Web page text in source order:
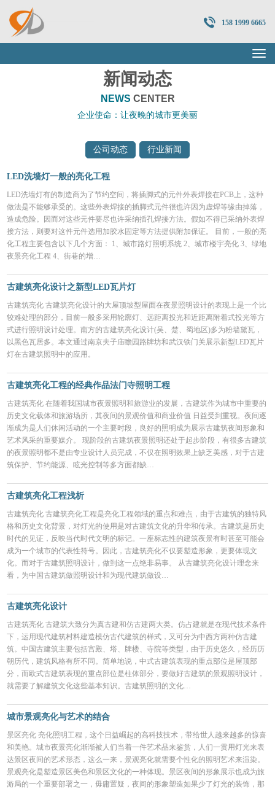
158 1999 6665
新闻动态
NEWS CENTER
企业使命：让夜晚的城市更美丽
公司动态 行业新闻
LED洗墙灯一般的亮化工程
LED洗墙灯有的制造商为了节约空间，将插脚式的元件外表焊接在PCB上，这种
做法是不能够承受的。这些外表焊接的插脚式元件很也许因为虚焊等缘由掉落，
造成危险。因而对这些元件要尽也许采纳插孔焊接方法。假如不得已采纳外表焊
接方法，则要对这件元件选用加胶水固定等方法提供附加保证。 目前，一般的亮
化工程主要包含以下几个方面： 1、城市路灯照明系统 2、城市楼宇亮化 3、绿地
夜景亮化工程 4、街巷的增…
古建筑亮化设计之新型LED瓦片灯
古建筑亮化 古建筑亮化设计的大屋顶坡型屋面在夜景照明设计的表现上是一个比
较难处理的部分，目前一般多采用轮廓灯、远距离投光和近距离附着式投光等方
式进行照明设计处理。南方的古建筑亮化设计(吴、楚、蜀地区)多为粉墙黛瓦，
以黑色瓦居多。本文通过南京夫子庙瞻园路牌坊和武汉铁门关展示新型LED瓦片
灯在古建筑照明中的应用。
古建筑亮化工程的经典作品法门寺照明工程
古建筑亮化 在随着我国城市夜景照明和旅游业的发展，古建筑作为城市中重要的
历史文化载体和旅游场所，其夜间的景观价值和商业价值 日益受到重视。夜间逐
渐成为是人们休闲活动的一个主要时段，良好的照明成为展示古建筑夜间形象和
艺术风采的重要媒介。 现阶段的古建筑夜景照明还处于起步阶段，有很多古建筑
的夜景照明都不是由专业设计人员完成，不仅在照明效果上缺乏美感，对于古建
筑保护、节约能源、眩光控制等多方面都缺…
古建筑亮化工程浅析
古建筑亮化 古建筑亮化工程是亮化工程领域的重点和难点，由于古建筑的独特风
格和历史文化背景，对灯光的使用是对古建筑文化的升华和传承。古建筑是历史
时代的见证，反映当代时代文明的标记。一座标志性的建筑夜景有时甚至可能会
成为一个城市的代表性符号。因此，古建筑亮化不仅要塑造形象，更要体现文
化。而对于古建筑照明设计，做到这一点绝非易事。 从古建筑亮化设计理念来
看，为中国古建筑做照明设计和为现代建筑做设…
古建筑亮化设计
古建筑亮化 古建筑大致分为真古建和仿古建两大类。仿占建就是在现代技术条件
下，运用现代建筑村料建造模仿古代建筑的样式，又可分为中西方两种仿古建
筑。中国古建筑主要包括宫殿、塔、牌楼、寺院等类型，由于历史悠久，经历历
朝历代，建筑风格有所不同。简单地说，中式古建筑表现的重点部位是屋顶部
分，而欧式古建筑表现的重点部位是柱体部分，要做好古建筑的景观照明设计，
就需要了解建筑文化这些基本知识。古建筑照明的文化…
城市景观亮化与艺术的结合
景区亮化 亮化照明工程，这个日益崛起的高科技技术，带给世人越来越多的惊喜
和美艳。城市夜景亮化渐渐被人们当着一件艺术品来鉴赏，人们一贯用灯光来表
达景区夜间的艺术形态，这么一来，景观亮化就需要个性化的照明艺术来渲染。
景观亮化是塑造景区美色和景区文化的一种体现。景区夜间的形象展示也成为旅
游局的一个重要部署之一，毋庸置疑，夜间的形象塑造如果少了灯光的装饰，那